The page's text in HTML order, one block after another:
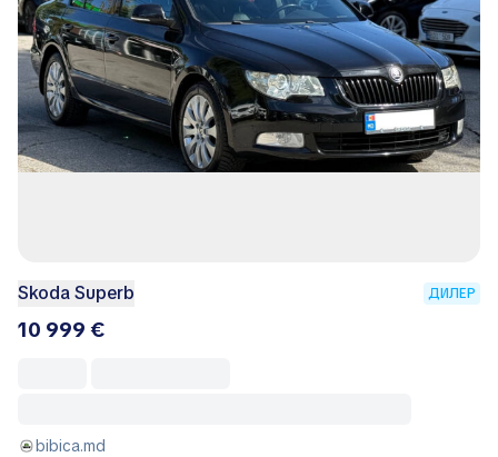
Skoda Superb ДИЛЕР
10 999 €
bibica.md